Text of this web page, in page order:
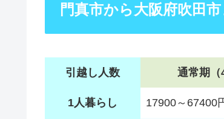
門真市から大阪府吹田
引越し人数 通常期（
1人暮らし 17900～67400